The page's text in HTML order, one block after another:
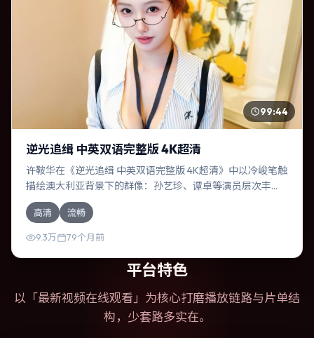
99:44
逆光追缉 中英双语完整版 4K超清
许鞍华在《逆光追缉 中英双语完整版 4K超清》中以冷峻笔触
描绘澳大利亚背景下的群像：孙艺珍、谭卓等演员层次丰
富。作为一部战争作品，故事从日常裂缝切入，逐步推向不
可逆转的结局；视听语言统一，情感落点克制有力。
高清 流畅
9.3万 79个月前
平台特色
以「最新视频在线观看 」为核心打磨播放链路与片单结
构，少套路多实在。